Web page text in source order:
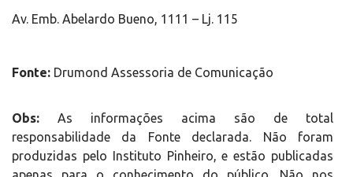
Av. Emb. Abelardo Bueno, 1111 – Lj. 115
Fonte: Drumond Assessoria de Comunicação
Obs: As informações acima são de total
responsabilidade da Fonte declarada. Não foram
produzidas pelo Instituto Pinheiro, e estão publicadas